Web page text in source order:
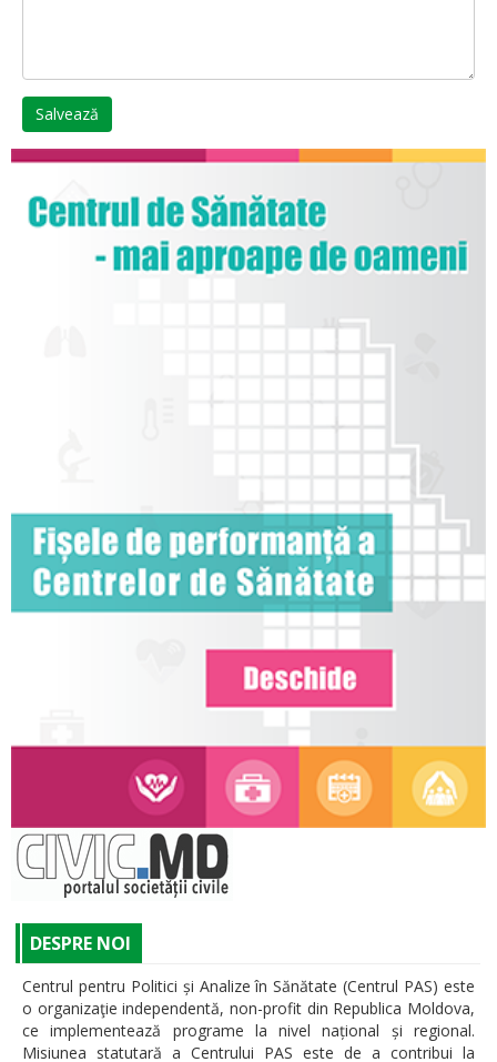
Salvează
DESPRE NOI
Centrul pentru Politici și Analize în Sănătate (Centrul PAS) este
o organizaţie independentă, non-profit din Republica Moldova,
ce implementează programe la nivel național și regional.
Misiunea statutară a Centrului PAS este de a contribui la